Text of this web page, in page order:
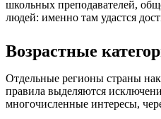
школьных преподавателей,
людей: именно там удастся
Возрастные
Отдельные регионы страны
правила выделяются
многочисленные интересы,